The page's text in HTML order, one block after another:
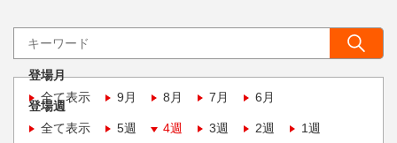
登場月
全て表示
9月 8月 7月 6月
登場週
全て表示
5週 4週 3週 2週 1週